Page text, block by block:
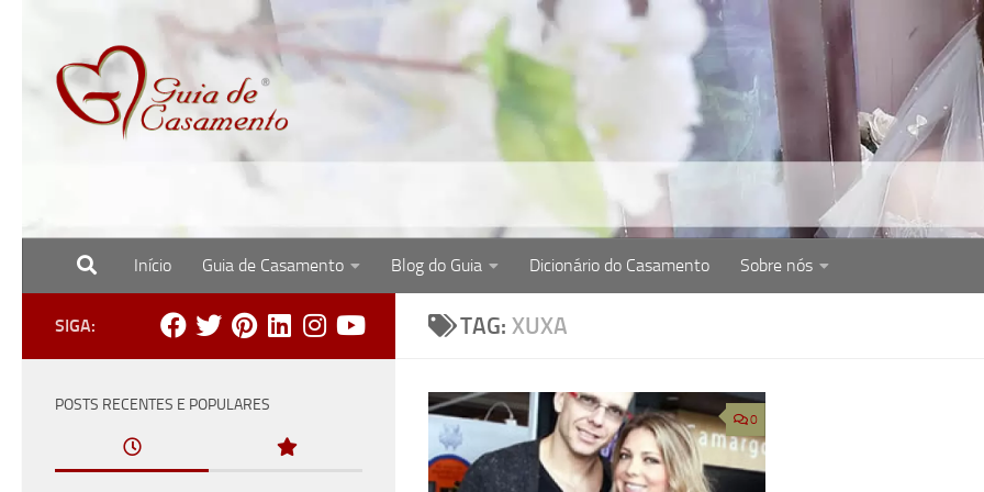
Site com o melhor para noivas, noivos e recém-casados. Dicas de como organizar casamento,
Início Guia de Casamento Blog do Guia Dicionário do Casamento Sobre nós
TAG: XUXA
0
SIGA:
POSTS RECENTES E POPULARES